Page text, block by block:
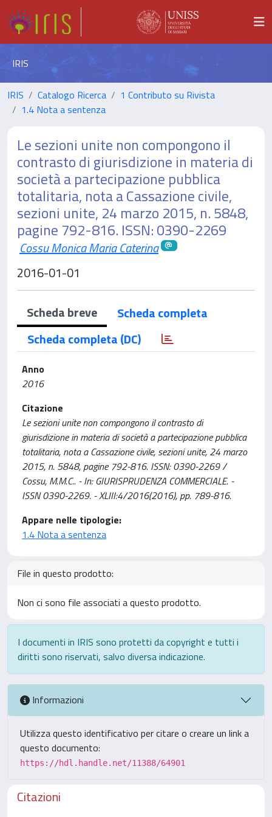
IRIS
IRIS Catalogo Ricerca
1 Contributo su Rivista
1.4 Nota a sentenza
Le sezioni unite non compongono il
contrasto di giurisdizione in materia di
società a partecipazione pubblica
totalitaria, nota a Cassazione civile,
sezioni unite, 24 marzo 2015, n. 5848,
pagine 792-816. ISSN: 0390-2269
Cossu Monica Maria Caterina
2016-01-01
Scheda breve
Scheda completa
Scheda completa (DC)
Anno
2016
Citazione
Le sezioni unite non compongono il contrasto di
giurisdizione in materia di società a partecipazione pubblica
totalitaria, nota a Cassazione civile, sezioni unite, 24 marzo
2015, n. 5848, pagine 792-816. ISSN: 0390-2269 /
Cossu, M.M.C.. - In: GIURISPRUDENZA COMMERCIALE. -
ISSN 0390-2269. - XLIII:4/2016(2016), pp. 789-816.
Appare nelle tipologie:
1.4 Nota a sentenza
File in questo prodotto:
Non ci sono file associati a questo prodotto.
I documenti in IRIS sono protetti da copyright e tutti i
diritti sono riservati, salvo diversa indicazione.
Informazioni
Utilizza questo identificativo per citare o creare un link a
questo documento:
https://hdl.handle.net/11388/64901
Citazioni